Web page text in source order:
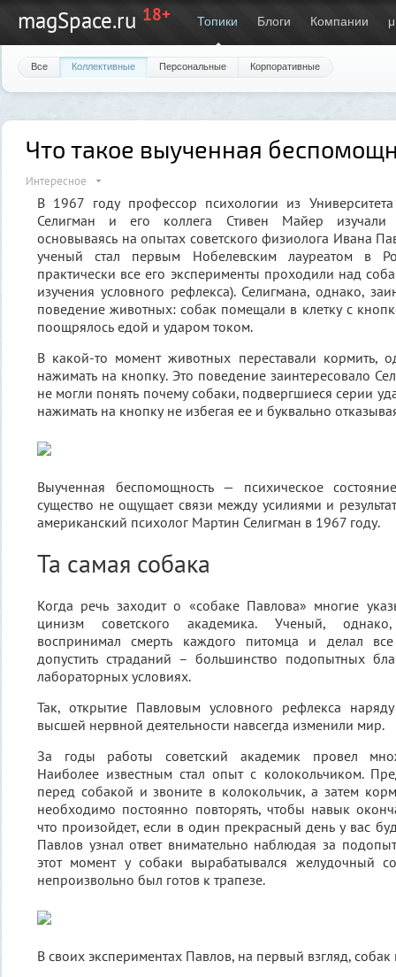
magSpace.ru 18+ Топики Блоги Компании μ
Все Коллективные Персональные Корпоративные
Что такое выученная
Интересное
В 1967 году профессор психологии из
Селигман и его коллега Стивен Майер изучали
основываясь на опытах советского физиолога Ивана
ученый стал первым Нобелевским лауреатом в
практически все его эксперименты проходили над
изучения условного рефлекса). Селигмана, однако,
поведение животных: собак помещали в клетку с
поощрялось едой и ударом током.
В какой-то момент животных переставали кормить,
нажимать на кнопку. Это поведение заинтересовало
не могли понять почему собаки, подвергшиеся серии
нажимать на кнопку не избегая ее и буквально
Выученная беспомощность — психическое
существо не ощущает связи между усилиями и
американский психолог Мартин Селигман в 1967 году.
Та самая собака
Когда речь заходит о «собаке Павлова» многие
цинизм советского академика. Ученый,
воспринимал смерть каждого питомца и делал
допустить страданий – большинство подопытных
лабораторных условиях.
Так, открытие Павловым условного рефлекса
высшей нервной деятельности навсегда изменили мир.
За годы работы советский академик провел
Наиболее известным стал опыт с колокольчиком.
перед собакой и звоните в колокольчик, а затем
необходимо постоянно повторять, чтобы навык
что произойдет, если в один прекрасный день у вас
Павлов узнал ответ внимательно наблюдая за
этот момент у собаки вырабатывался желудочный
непроизвольно был готов к трапезе.
В своих экспериментах Павлов, на первый взгляд,